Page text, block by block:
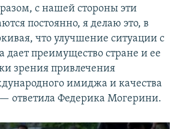
с нашей стороны эти
постоянно, я делаю это, в
что улучшение ситуации с
дает преимущество стране и ее
зрения привлечения
имиджа и качества
ответила Федерика Могерини.